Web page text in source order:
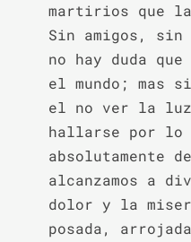
martirios que
Sin amigos,
no hay duda que
el mundo; mas
el no ver la
hallarse por lo
absolutamente
alcanzamos a
dolor y la
posada,